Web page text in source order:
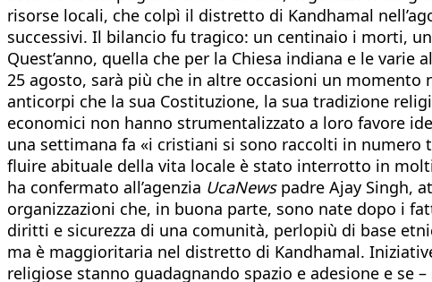
risorse locali, che colpì il distretto di Kandhamal
successivi. Il bilancio fu tragico: un centinaio i morti,
Quest’anno, quella che per la Chiesa indiana e le
25 agosto, sarà più che in altre occasioni un
anticorpi che la sua Costituzione, la sua tradizione
economici non hanno strumentalizzato a loro favore
una settimana fa «i cristiani si sono raccolti in
fluire abituale della vita locale è stato interrotto in
ha confermato all’agenzia UcaNewspadre Ajay Singh,
organizzazioni che, in buona parte, sono nate dopo i
diritti e sicurezza di una comunità, perlopiù di base
ma è maggioritaria nel distretto di Kandhamal.
religiose stanno guadagnando spazio e adesione e se